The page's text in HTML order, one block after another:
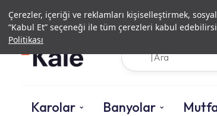
Çerezler, içeriği ve reklamları kişiselleştirmek,
“Kabul Et” seçeneği ile tüm çerezleri kabul
Politikası
Karolar Banyolar